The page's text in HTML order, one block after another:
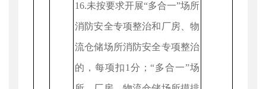
16.未按要求开展“多合一”场所
消防安全专项整治和厂房、物
流仓储场所消防安全专项整治
的，每项扣1分；“多合一”场